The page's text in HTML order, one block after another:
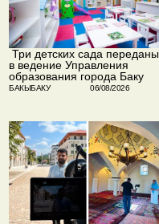
​ Три детских сада переданы
в ведение Управления
образования города Баку
БАКЫБАКУ 06/08/2026